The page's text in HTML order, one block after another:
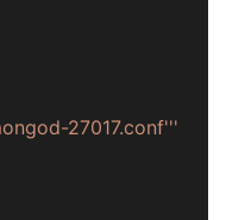
27017.conf'''